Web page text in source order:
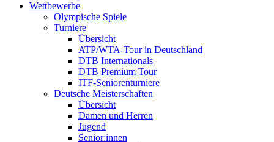
Wettbewerbe
Olympische Spiele
Turniere
Übersicht
ATP/WTA-Tour in Deutschland
DTB Internationals
DTB Premium Tour
ITF-Seniorenturniere
Deutsche Meisterschaften
Übersicht
Damen und Herren
Jugend
Senior:innen